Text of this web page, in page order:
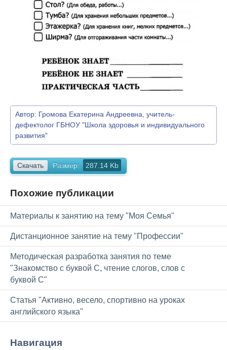
Автор: Громова Екатерина Андреевна, учитель-
дефектолог ГБНОУ "Школа здоровья и индивидуального
развития"
Скачать Размер: 287.14 Kb
Похожие публикации
Материалы к занятию на тему "Моя Семья"
Дистанционное занятие на тему "Профессии"
Методическая разработка занятия по теме
"Знакомство с буквой С, чтение слогов, слов с
буквой С"
Статья "Активно, весело, спортивно на уроках
английского языка"
Навигация